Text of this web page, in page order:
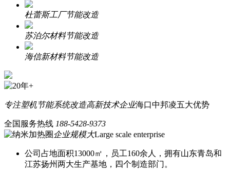
杜蕾斯工厂节能改造
苏泊尔材料节能改造
海信新材料节能改造
专注塑机节能系统改造高新技术企业海口中邦凌五大优势
全国服务热线 188-5428-9373
企业规模大Large scale enterprise
公司占地面积13000㎡，员工160余人，拥有山东青岛和
江苏扬州两大生产基地，四个制造部门。